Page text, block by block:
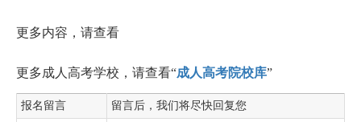
更多内容，请查看
更多成人高考学校，请查看“成人高考院校库”
报名留言 留言后，我们将尽快回复您